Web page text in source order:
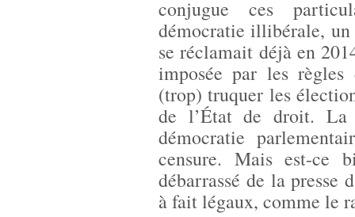
conjugue ces
démocratie illibérale, un
se réclamait déjà en
imposée par les règles
(trop) truquer les
de l’État de droit. La
démocratie
censure. Mais est-ce
débarrassé de la presse
à fait légaux, comme le